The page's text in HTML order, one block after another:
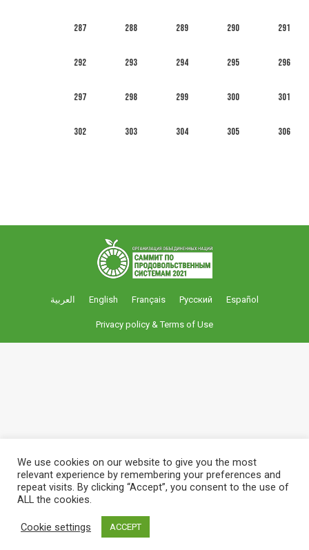
287 288 289 290 291
292 293 294 295 296
297 298 299 300 301
302 303 304 305 306
العربية English Français Русский Español
Privacy policy &Terms of Use
We use cookies on our website to give you the most
relevant experience by remembering your preferences and
repeat visits. By clicking “Accept”, you consent to the use of
ALL the cookies.
Cookie settings ACCEPT